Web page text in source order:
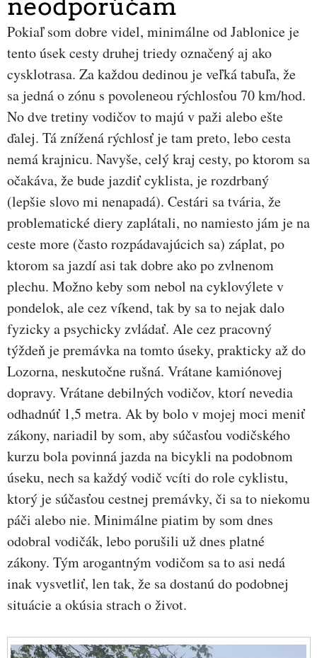
neodporúčam
Pokiaľ som dobre videl, minimálne od Jablonice je
tento úsek cesty druhej triedy označený aj ako
cysklotrasa. Za každou dedinou je veľká tabuľa, že
sa jedná o zónu s povoleneou rýchlosťou 70 km/hod.
No dve tretiny vodičov to majú v paži alebo ešte
ďalej. Tá znížená rýchlosť je tam preto, lebo cesta
nemá krajnicu. Navyše, celý kraj cesty, po ktorom sa
očakáva, že bude jazdiť cyklista, je rozdrbaný
(lepšie slovo mi nenapadá). Cestári sa tvária, že
problematické diery zaplátali, no namiesto jám je na
ceste more (často rozpádavajúcich sa) záplat, po
ktorom sa jazdí asi tak dobre ako po zvlnenom
plechu. Možno keby som nebol na cyklovýlete v
pondelok, ale cez víkend, tak by sa to nejak dalo
fyzicky a psychicky zvládať. Ale cez pracovný
týždeň je premávka na tomto úseky, prakticky až do
Lozorna, neskutočne rušná. Vrátane kamiónovej
dopravy. Vrátane debilných vodičov, ktorí nevedia
odhadnúť 1,5 metra. Ak by bolo v mojej moci meniť
zákony, nariadil by som, aby súčasťou vodičského
kurzu bola povinná jazda na bicykli na podobnom
úseku, nech sa každý vodič vcíti do role cyklistu,
ktorý je súčasťou cestnej premávky, či sa to niekomu
páči alebo nie. Minimálne piatim by som dnes
odobral vodičák, lebo porušili už dnes platné
zákony. Tým arogantným vodičom sa to asi nedá
inak vysvetliť, len tak, že sa dostanú do podobnej
situácie a okúsia strach o život.